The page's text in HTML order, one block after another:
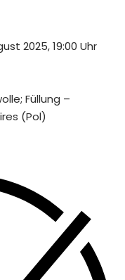
2025, 19:00 Uhr
Füllung –
(Pol)